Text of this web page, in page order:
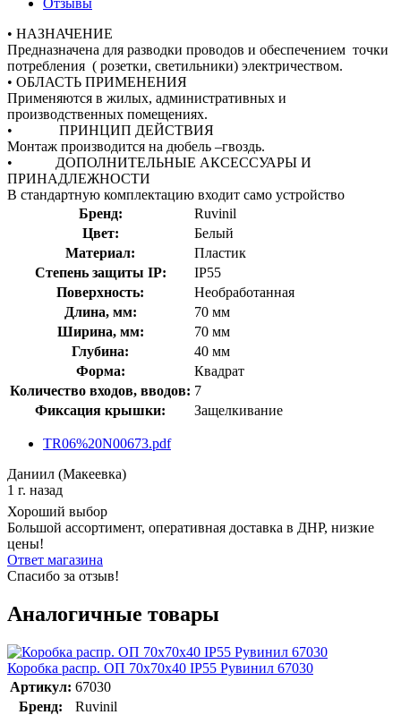
• НАЗНАЧЕНИЕ
Предназначена для разводки проводов и обеспечением точки
потребления ( розетки, светильники) электричеством.
• ОБЛАСТЬ ПРИМЕНЕНИЯ
Применяются в жилых, административных и
производственных помещениях.
• ПРИНЦИП ДЕЙСТВИЯ
Монтаж производится на дюбель –гвоздь.
• ДОПОЛНИТЕЛЬНЫЕ АКСЕССУАРЫ И
ПРИНАДЛЕЖНОСТИ
В стандартную комплектацию входит само устройство
Бренд:
Ruvinil
Цвет:
Белый
Материал:
Пластик
Степень защиты IP:
IP55
Поверхность:
Необработанная
Длина, мм:
70 мм
Ширина, мм:
70 мм
Глубина:
40 мм
Форма:
Квадрат
Количество входов, вводов: 7
Фиксация крышки:
Защелкивание
TR06%20N00673.pdf
Даниил (Макеевка)
1 г. назад
Хороший выбор
Большой ассортимент, оперативная доставка в ДНР, низкие
цены!
Ответ магазина
Спасибо за отзыв!
Аналогичные товары
Коробка распр. ОП 70х70х40 IP55 Рувинил 67030
Артикул: 67030
Бренд:
Ruvinil